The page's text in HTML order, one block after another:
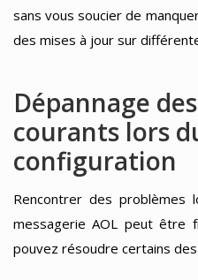
sans vous soucier de
des mises à jour sur
Dépannage
courants lors
configuration
Rencontrer des problèmes
messagerie AOL peut être
pouvez résoudre certains